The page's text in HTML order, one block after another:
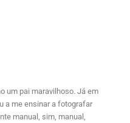
um pai maravilhoso. Já em
a me ensinar a fotografar
manual, sim, manual,